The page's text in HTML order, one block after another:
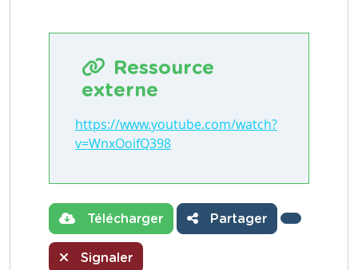
Ressource
externe
https://www.youtube.com/watch?
v=WnxOoifQ398
Télécharger Partager
Signaler